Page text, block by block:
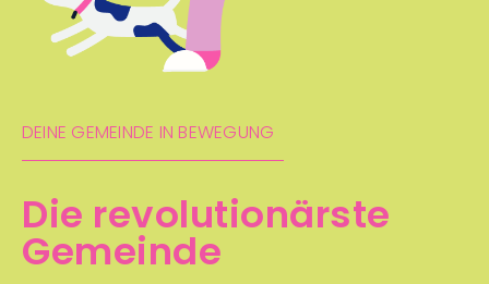
DEINE GEMEINDE IN BEWEGUNG
Die revolutionärste
Gemeinde